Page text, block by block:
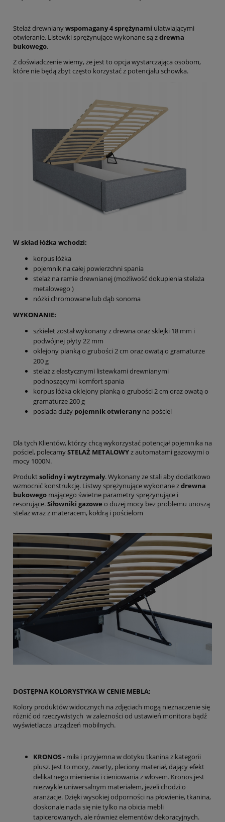
Stelaż drewnianywspomagany 4 sprężynami ułatwiającymi
otwieranie. Listewki sprężynujące wykonane są zdrewna
bukowego.
Z doświadczenie wiemy, że jest to opcja wystarczająca osobom,
które nie będą zbyt często korzystać z potencjału schowka.
W skład łóżka wchodzi:
korpus łóżka
pojemnik na całej powierzchni spania
stelaż na ramie drewnianej (możliwość dokupienia stelaża
metalowego )
nóżki chromowane lub dąb sonoma
WYKONANIE:
szkielet został wykonany z drewna oraz sklejki 18 mm i
podwójnej płyty 22 mm
oklejony pianką o grubości 2 cm oraz owatą o gramaturze
200 g
stelaż z elastycznymi listewkami drewnianymi
podnoszącymi komfort spania
korpus łóżka oklejony pianką o grubości 2 cm oraz owatą o
gramaturze 200 g
posiada duży pojemnik otwieranyna pościel
Dla tych Klientów, którzy chcą wykorzystać potencjał pojemnika na
pościel, polecamySTELAŻ METALOWYz automatami gazowymi o
mocy 1000N.
Produktsolidny i wytrzymały. Wykonany ze stali aby dodatkowo
wzmocnić konstrukcję. Listwy sprężynujące wykonane zdrewna
bukowego mającego świetne parametry sprężynujące i
resorujące.Siłowniki gazowe o dużej mocy bez problemu unoszą
stelaż wraz z materacem, kołdrą i pościelom
DOSTĘPNA KOLORYSTYKA W CENIE MEBLA:
Kolory produktów widocznych na zdjęciach mogą nieznaczenie się
różnić od rzeczywistych w zależności od ustawień monitora bądź
wyświetlacza urządzeń mobilnych.
KRONOS - miła i przyjemna w dotyku tkanina z kategorii
plusz. Jest to mocy, zwarty, pleciony materiał, dający efekt
delikatnego mienienia i cieniowania z włosem. Kronos jest
niezwykle uniwersalnym materiałem, jeżeli chodzi o
aranżacje. Dzięki wysokiej odporności na płowienie, tkanina,
doskonale nada się nie tylko na obicia mebli
tapicerowanych, ale również elementów dekoracyjnych.